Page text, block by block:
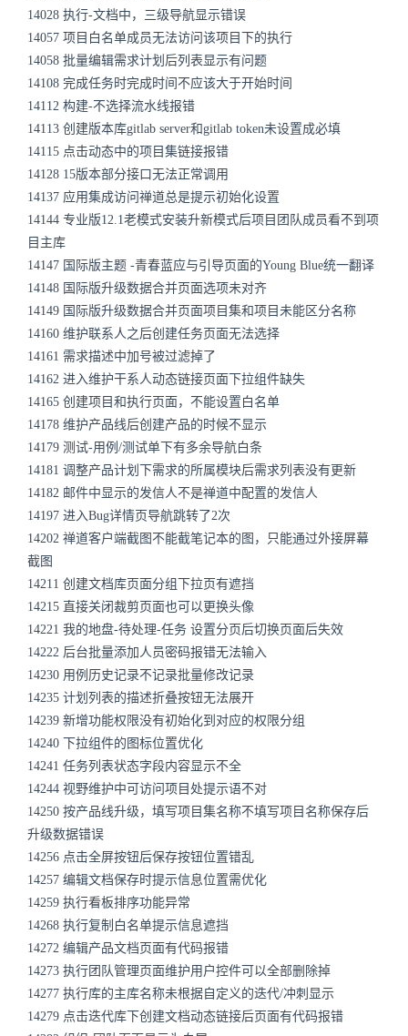
14028 执行-文档中，三级导航显示错误
14057 项目白名单成员无法访问该项目下的执行
14058 批量编辑需求计划后列表显示有问题
14108 完成任务时完成时间不应该大于开始时间
14112 构建-不选择流水线报错
14113 创建版本库gitlab server和gitlab token未设置成必填
14115 点击动态中的项目集链接报错
14128 15版本部分接口无法正常调用
14137 应用集成访问禅道总是提示初始化设置
14144 专业版12.1老模式安装升新模式后项目团队成员看不到项
目主库
14147 国际版主题 -青春蓝应与引导页面的Young Blue统一翻译
14148 国际版升级数据合并页面选项未对齐
14149 国际版升级数据合并页面项目集和项目未能区分名称
14160 维护联系人之后创建任务页面无法选择
14161 需求描述中加号被过滤掉了
14162 进入维护干系人动态链接页面下拉组件缺失
14165 创建项目和执行页面，不能设置白名单
14178 维护产品线后创建产品的时候不显示
14179 测试-用例/测试单下有多余导航白条
14181 调整产品计划下需求的所属模块后需求列表没有更新
14182 邮件中显示的发信人不是禅道中配置的发信人
14197 进入Bug详情页导航跳转了2次
14202 禅道客户端截图不能截笔记本的图，只能通过外接屏幕
截图
14211 创建文档库页面分组下拉页有遮挡
14215 直接关闭裁剪页面也可以更换头像
14221 我的地盘-待处理-任务 设置分页后切换页面后失效
14222 后台批量添加人员密码报错无法输入
14230 用例历史记录不记录批量修改记录
14235 计划列表的描述折叠按钮无法展开
14239 新增功能权限没有初始化到对应的权限分组
14240 下拉组件的图标位置优化
14241 任务列表状态字段内容显示不全
14244 视野维护中可访问项目处提示语不对
14250 按产品线升级，填写项目集名称不填写项目名称保存后
升级数据错误
14256 点击全屏按钮后保存按钮位置错乱
14257 编辑文档保存时提示信息位置需优化
14259 执行看板排序功能异常
14268 执行复制白名单提示信息遮挡
14272 编辑产品文档页面有代码报错
14273 执行团队管理页面维护用户控件可以全部删除掉
14277 执行库的主库名称未根据自定义的迭代/冲刺显示
14279 点击迭代库下创建文档动态链接后页面有代码报错